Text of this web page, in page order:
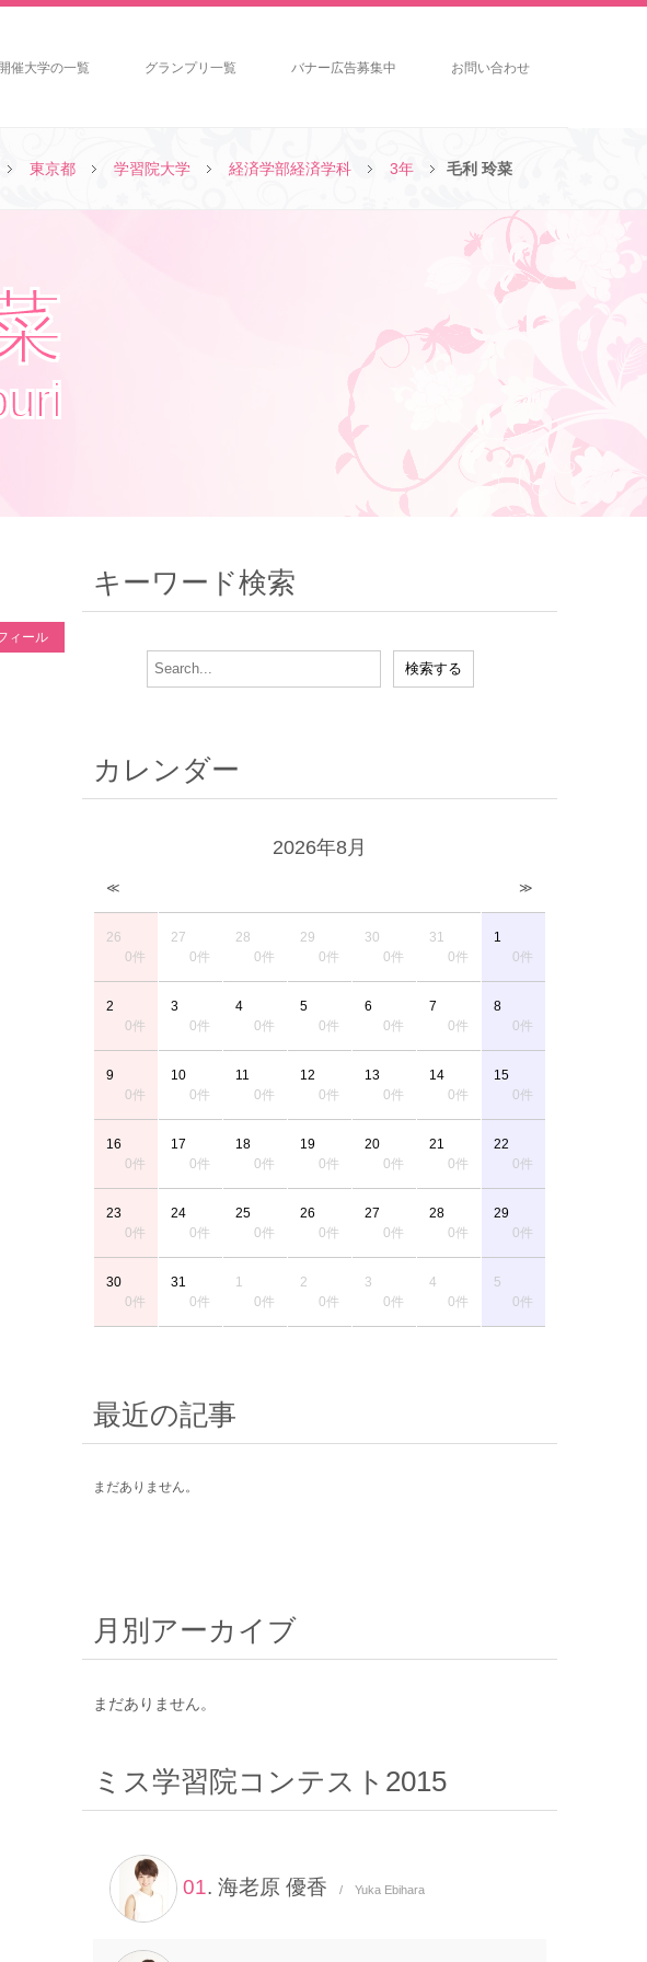
開催大学の一覧 グランプリ一覧 バナー広告募集中 お問い合わせ
東京都 学習院大学 経済学部経済学科 3年 毛利 玲菜
ィール
キーワード検索
カレンダー
2026年8月
≪ ≫
26
0件
27
0件
28
0件
29
0件
30
0件
31
0件
1
0件
2
0件
3
0件
4
0件
5
0件
6
0件
7
0件
8
0件
9
0件
10
0件
11
0件
12
0件
13
0件
14
0件
15
0件
16
0件
17
0件
18
0件
19
0件
20
0件
21
0件
22
0件
23
0件
24
0件
25
0件
26
0件
27
0件
28
0件
29
0件
30
0件
31
0件
1
0件
2
0件
3
0件
4
0件
5
0件
最近の記事
まだありません。
月別アーカイブ
まだありません。
ミス学習院コンテスト2015
01. 海老原 優香 / Yuka Ebihara